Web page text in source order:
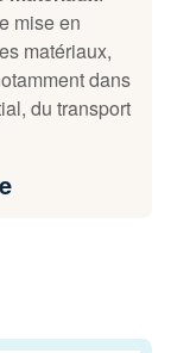
mise en
matériaux,
dans
du transport